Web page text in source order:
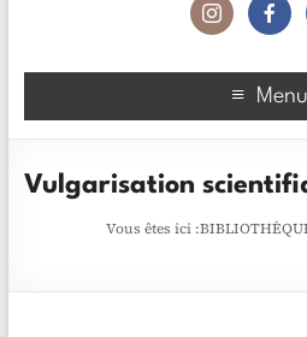
Menu
Vulgarisation
Vous êtes ici :